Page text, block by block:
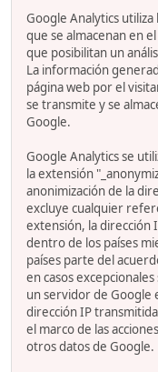
Google Analytics
que se almacenan en
que posibilitan un
La información
página web por el
se transmite y se
Google.
Google Analytics se
la extensión
anonimización de la
excluye cualquier
extensión, la dirección
dentro de los países
países parte del
en casos
un servidor de Google
dirección IP
el marco de las
otros datos de Google.